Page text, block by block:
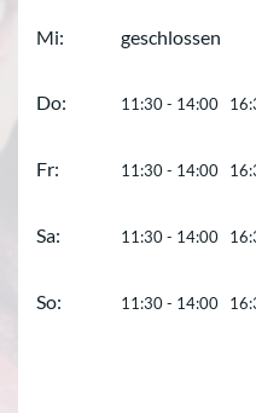
Mi: geschlossen
Do: 11:30 - 14:00
Fr: 11:30 - 14:00
Sa: 11:30 - 14:00
So: 11:30 - 14:00